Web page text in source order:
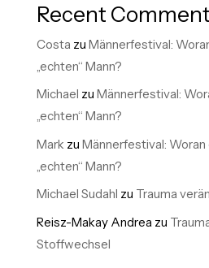
Recent
Costa zu Männerfestival:
„echten“ Mann?
Michael zu Männerfestival:
„echten“ Mann?
Mark zu Männerfestival: Woran
„echten“ Mann?
Michael Sudahl zu Trauma
Reisz-Makay Andrea zu
Stoffwechsel